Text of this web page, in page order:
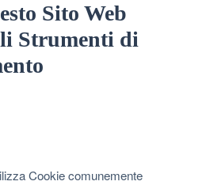
Sito Web
Strumenti di
Cookie comunemente